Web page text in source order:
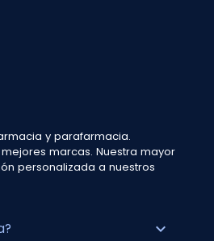
y parafarmacia.
marcas. Nuestra mayor
personalizada a nuestros
expand_more